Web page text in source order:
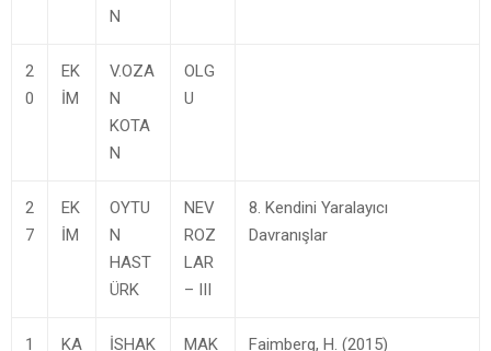
N
2
0
EK
İM
V.OZA
N
KOTA
N
OLG
U
2
7
EK
İM
OYTU
N
HAST
ÜRK
NEV
ROZ
LAR
– III
8. Kendini Yaralayıcı
Davranışlar
1
KA
İSHAK
MAK
Faimberg, H. (2015)